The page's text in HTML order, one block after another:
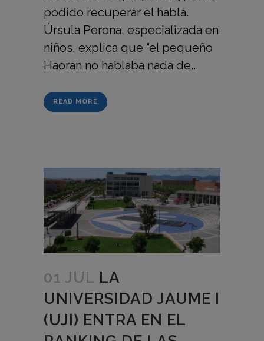
podido recuperar el habla.
Úrsula Perona, especializada en
niños, explica que "el pequeño
Haoran no hablaba nada de...
READ MORE
01 JUL LA
UNIVERSIDAD JAUME I
(UJI) ENTRA EN EL